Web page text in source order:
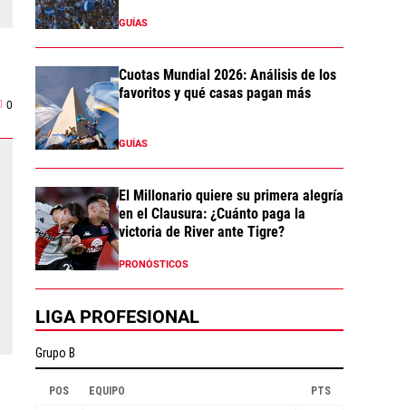
0
GUÍAS
Cuotas Mundial 2026: Análisis de los
favoritos y qué casas pagan más
GUÍAS
El Millonario quiere su primera alegría
en el Clausura: ¿Cuánto paga la
victoria de River ante Tigre?
PRONÓSTICOS
LIGA PROFESIONAL